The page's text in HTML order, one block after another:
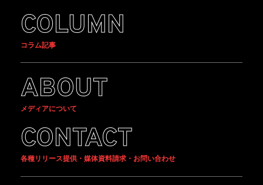
COLUMN
コラム記事
ABOUT
メディアについて
CONTACT
各種リリース提供・媒体資料請求・お問い合わせ